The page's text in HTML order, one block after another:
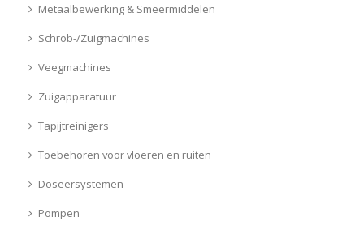
Metaalbewerking & Smeermiddelen
Schrob-/Zuigmachines
Veegmachines
Zuigapparatuur
Tapijtreinigers
Toebehoren voor vloeren en ruiten
Doseersystemen
Pompen